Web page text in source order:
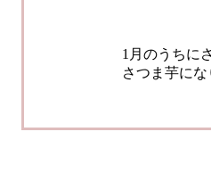
1月のうちに
さつま芋に